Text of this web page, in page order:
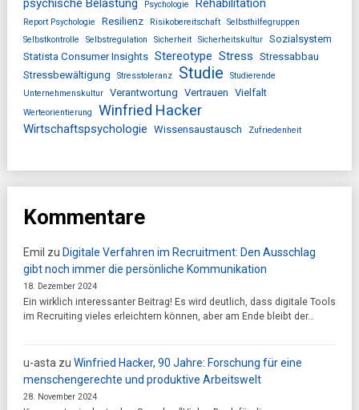
psychische Belastung Psychologie Rehabilitation
Report Psychologie Resilienz Risikobereitschaft
Selbsthilfegruppen
Selbstkontrolle
Selbstregulation Sicherheit Sicherheitskultur
Sozialsystem
Statista Consumer Insights Stereotype Stress Stressabbau
Stressbewältigung
Stresstoleranz Studie
Studierende
Unternehmenskultur
Verantwortung Vertrauen Vielfalt
Werteorientierung Winfried Hacker
Wirtschaftspsychologie Wissensaustausch Zufriedenheit
Kommentare
Emil zu Digitale Verfahren im Recruitment: Den Ausschlag
gibt noch immer die persönliche Kommunikation
18. Dezember 2024
Ein wirklich interessanter Beitrag! Es wird deutlich, dass digitale Tools
im Recruiting vieles erleichtern können, aber am Ende bleibt der…
u-asta zu Winfried Hacker, 90 Jahre: Forschung für eine
menschengerechte und produktive Arbeitswelt
28. November 2024